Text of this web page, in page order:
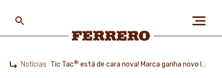
main
content
Notícias Tic Tac® está de cara nova! Marca ganha novo logotipo e nova embalagem